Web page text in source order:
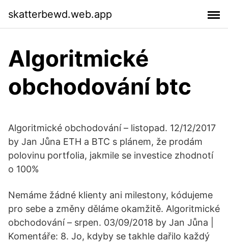
skatterbewd.web.app
Algoritmické
obchodování btc
Algoritmické obchodování – listopad. 12/12/2017
by Jan Jůna ETH a BTC s plánem, že prodám
polovinu portfolia, jakmile se investice zhodnotí
o 100%
Nemáme žádné klienty ani milestony, kódujeme
pro sebe a změny děláme okamžitě. Algoritmické
obchodování – srpen. 03/09/2018 by Jan Jůna |
Komentáře: 8. Jo, kdyby se takhle dařilo každý